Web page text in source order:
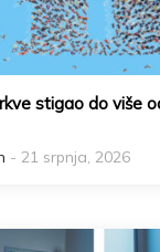
stigao do više
- 21 srpnja, 2026